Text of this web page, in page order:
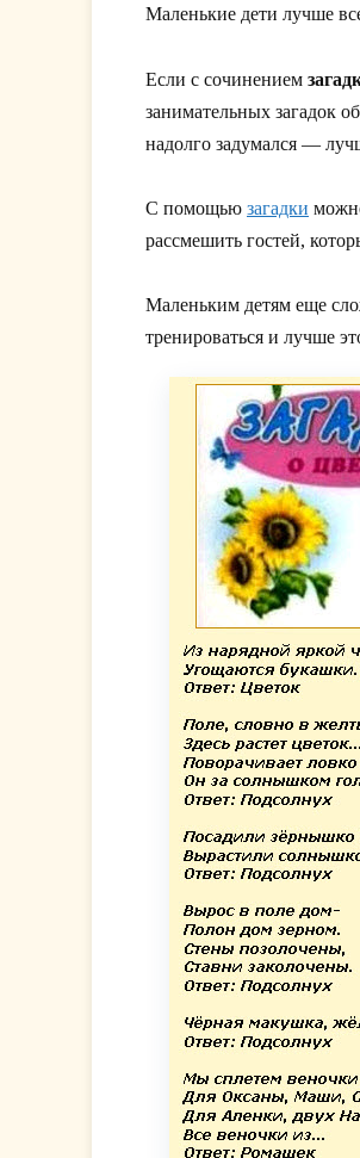
Маленькие дети лучше
Если с сочинением
занимательных загадок
надолго задумался —
С помощью загадки
рассмешить гостей,
Маленьким детям еще
тренироваться и лучше